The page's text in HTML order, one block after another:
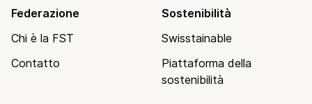
Federazione
Chi è la FST
Contatto
Sostenibilità
Swisstainable
Piattaforma della
sostenibilità